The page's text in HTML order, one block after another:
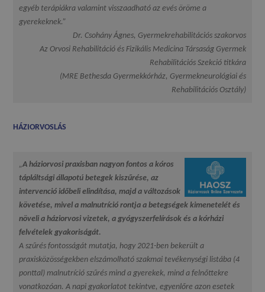
egyéb terápiákra valamint visszaadható az evés öröme a
gyerekeknek.”
Dr. Csohány Ágnes, Gyermekrehabilitációs szakorvos
Az Orvosi Rehabilitáció és Fizikális Medicina Társaság Gyermek
Rehabilitációs Szekció titkára
(MRE Bethesda Gyermekkórház, Gyermekneurológiai és
Rehabilitációs Osztály)
HÁZIORVOSLÁS
„A háziorvosi praxisban nagyon fontos a kóros
tápláltsági állapotú betegek kiszűrése, az
intervenció időbeli elindítása, majd a változások
követése, mivel a malnutríció rontja a betegségek kimenetelét és
növeli a háziorvosi vizetek, a gyógyszerfelírások és a kórházi
felvételek gyakoriságát.
A szűrés fontosságát mutatja, hogy 2021-ben bekerült a
praxisközösségekben elszámolható szakmai tevékenységi listába (4
ponttal) malnutríció szűrés mind a gyerekek, mind a felnőttekre
vonatkozóan. A napi gyakorlatot tekintve, egyenlőre azon esetek